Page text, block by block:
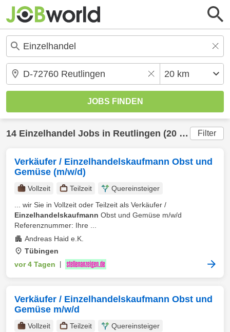
14 Einzelhandel Jobs in Reutlingen (20 km) gefunden Filter
Verkäufer / Einzelhandelskaufmann Obst und
Gemüse (m/w/d)
Vollzeit Teilzeit
Quereinsteiger
... wir Sie in Vollzeit oder Teilzeit als Verkäufer /
Einzelhandelskaufmann Obst und Gemüse m/w/d
Referenznummer: Ihre ...
Andreas Haid e.K.
Tübingen
vor 4 Tagen
Verkäufer / Einzelhandelskaufmann Obst und
Gemüse m/w/d
Vollzeit Teilzeit
Quereinsteiger